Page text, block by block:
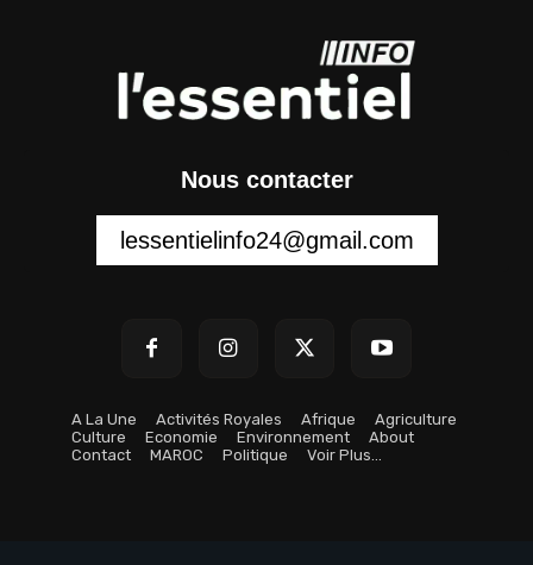
Nous contacter
lessentielinfo24@gmail.com
A La Une Activités Royales Afrique
Agriculture
Culture
Economie Environnement
About
Contact
MAROC Politique Voir Plus…